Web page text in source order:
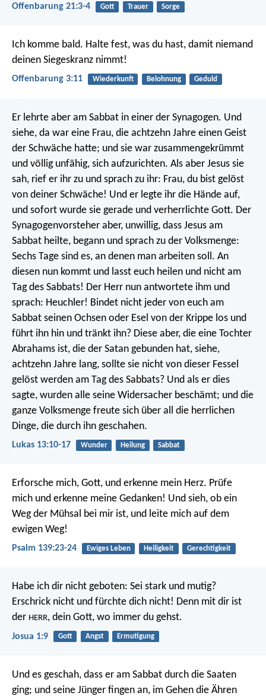
Offenbarung 21:3-4 Gott Trauer Sorge
Ich komme bald. Halte fest, was du hast, damit niemand
deinen Siegeskranz nimmt!
Offenbarung 3:11 Wiederkunft Belohnung Geduld
Er lehrte aber am Sabbat in einer der Synagogen. Und
siehe, da war eine Frau, die achtzehn Jahre einen Geist
der Schwäche hatte; und sie war zusammengekrümmt
und völlig unfähig, sich aufzurichten. Als aber Jesus sie
sah, rief er ihr zu und sprach zu ihr: Frau, du bist gelöst
von deiner Schwäche! Und er legte ihr die Hände auf,
und sofort wurde sie gerade und verherrlichte Gott. Der
Synagogenvorsteher aber, unwillig, dass Jesus am
Sabbat heilte, begann und sprach zu der Volksmenge:
Sechs Tage sind es, an denen man arbeiten soll. An
diesen nun kommt und lasst euch heilen und nicht am
Tag des Sabbats! Der Herr nun antwortete ihm und
sprach: Heuchler! Bindet nicht jeder von euch am
Sabbat seinen Ochsen oder Esel von der Krippe los und
führt ihn hin und tränkt ihn? Diese aber, die eine Tochter
Abrahams ist, die der Satan gebunden hat, siehe,
achtzehn Jahre lang, sollte sie nicht von dieser Fessel
gelöst werden am Tag des Sabbats? Und als er dies
sagte, wurden alle seine Widersacher beschämt; und die
ganze Volksmenge freute sich über all die herrlichen
Dinge, die durch ihn geschahen.
Lukas 13:10-17 Wunder Heilung Sabbat
Erforsche mich, Gott, und erkenne mein Herz. Prüfe
mich und erkenne meine Gedanken! Und sieh, ob ein
Weg der Mühsal bei mir ist, und leite mich auf dem
ewigen Weg!
Psalm 139:23-24 Ewiges Leben Heiligkeit Gerechtigkeit
Habe ich dir nicht geboten: Sei stark und mutig?
Erschrick nicht und fürchte dich nicht! Denn mit dir ist
der HERR, dein Gott, wo immer du gehst.
Josua 1:9 Gott Angst Ermutigung
Und es geschah, dass er am Sabbat durch die Saaten
ging; und seine Jünger fingen an, im Gehen die Ähren